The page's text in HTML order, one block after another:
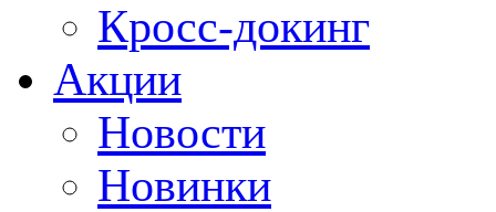
Кросс-докинг
Акции
Новости
Новинки